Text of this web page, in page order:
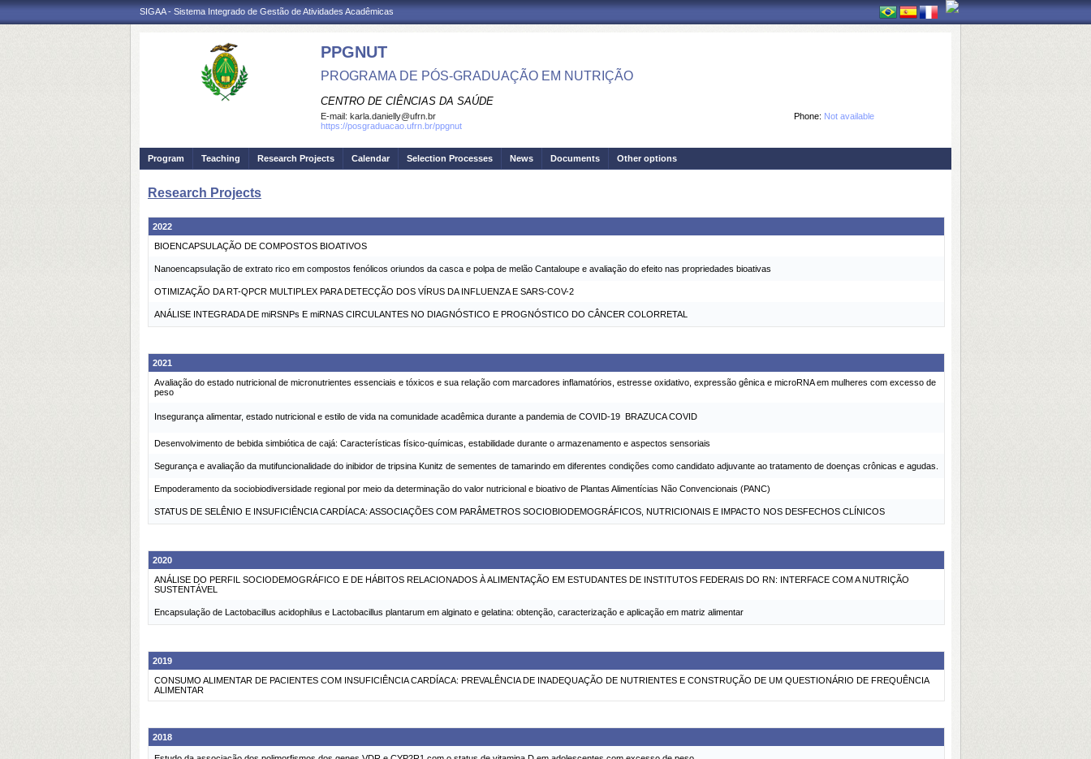
SIGAA - Sistema Integrado de Gestão de Atividades Acadêmicas
PPGNUT
PROGRAMA DE PÓS-GRADUAÇÃO EM NUTRIÇÃO
CENTRO DE CIÊNCIAS DA SAÚDE
Phone: Not available
E-mail: karla.danielly@ufrn.br
https://posgraduacao.ufrn.br/ppgnut
Program Teaching Research Projects Calendar Selection Processes News Documents Other options
Research Projects
2022
BIOENCAPSULAÇÃO DE COMPOSTOS BIOATIVOS
Nanoencapsulação de extrato rico em compostos fenólicos oriundos da casca e polpa de melão Cantaloupe e avaliação do efeito nas propriedades bioativas
OTIMIZAÇÃO DA RT-QPCR MULTIPLEX PARA DETECÇÃO DOS VÍRUS DA INFLUENZA E SARS-COV-2
ANÁLISE INTEGRADA DE miRSNPs E miRNAS CIRCULANTES NO DIAGNÓSTICO E PROGNÓSTICO DO CÂNCER COLORRETAL
2021
Avaliação do estado nutricional de micronutrientes essenciais e tóxicos e sua relação com marcadores inflamatórios, estresse oxidativo, expressão gênica e microRNA em mulheres com excesso de
peso
Insegurança alimentar, estado nutricional e estilo de vida na comunidade acadêmica durante a pandemia de COVID-19  BRAZUCA COVID
Desenvolvimento de bebida simbiótica de cajá: Características físico-químicas, estabilidade durante o armazenamento e aspectos sensoriais
Segurança e avaliação da mutifuncionalidade do inibidor de tripsina Kunitz de sementes de tamarindo em diferentes condições como candidato adjuvante ao tratamento de doenças crônicas e agudas.
Empoderamento da sociobiodiversidade regional por meio da determinação do valor nutricional e bioativo de Plantas Alimentícias Não Convencionais (PANC)
STATUS DE SELÊNIO E INSUFICIÊNCIA CARDÍACA: ASSOCIAÇÕES COM PARÂMETROS SOCIOBIODEMOGRÁFICOS, NUTRICIONAIS E IMPACTO NOS DESFECHOS CLÍNICOS
2020
ANÁLISE DO PERFIL SOCIODEMOGRÁFICO E DE HÁBITOS RELACIONADOS À ALIMENTAÇÃO EM ESTUDANTES DE INSTITUTOS FEDERAIS DO RN: INTERFACE COM A NUTRIÇÃO
SUSTENTÁVEL
Encapsulação de Lactobacillus acidophilus e Lactobacillus plantarum em alginato e gelatina: obtenção, caracterização e aplicação em matriz alimentar
2019
CONSUMO ALIMENTAR DE PACIENTES COM INSUFICIÊNCIA CARDÍACA: PREVALÊNCIA DE INADEQUAÇÃO DE NUTRIENTES E CONSTRUÇÃO DE UM QUESTIONÁRIO DE FREQUÊNCIA
ALIMENTAR
2018